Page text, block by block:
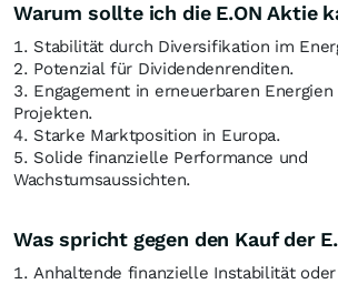
Warum sollte ich die E.ON Aktie
1. Stabilität durch Diversifikation im
2. Potenzial für Dividendenrenditen.
3. Engagement in erneuerbaren
Projekten.
4. Starke Marktposition in Europa.
5. Solide finanzielle Performance und
Wachstumsaussichten.
Was spricht gegen den Kauf der
1. Anhaltende finanzielle Instabilität